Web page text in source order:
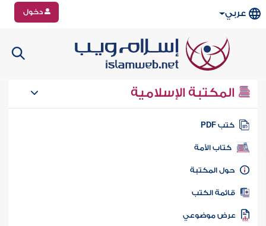
عربي دخول
المكتبة الإسلامية
كتب PDF
كتاب الأمة
المكتبة
الكتب